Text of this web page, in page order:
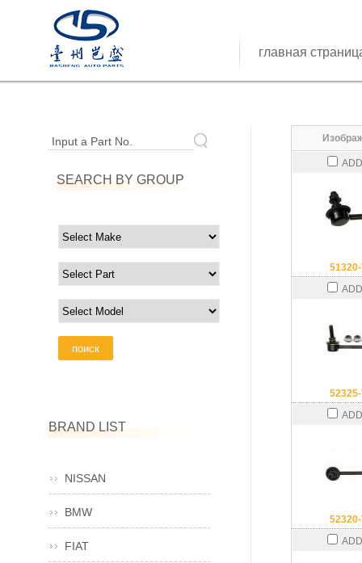
главная
Input a Part No.
SEARCH BY GROUP
BRAND LIST
NISSAN
BMW
FIAT